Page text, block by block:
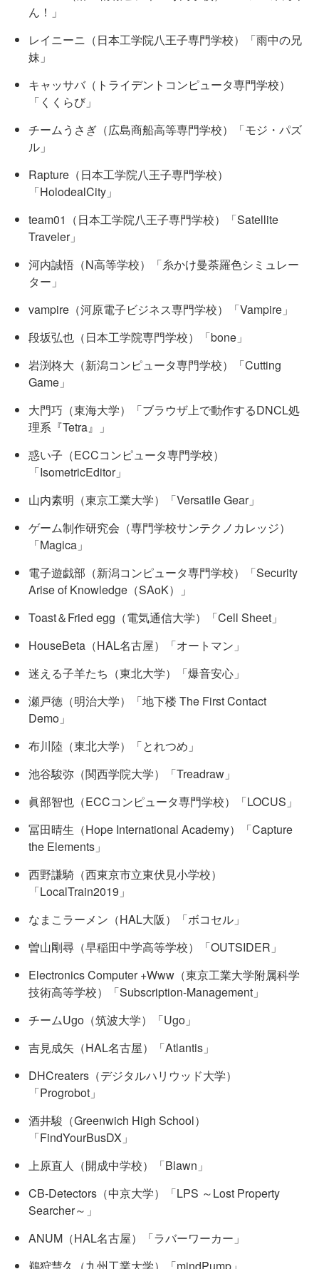
ん！」
レイニーニ（日本工学院八王子専門学校）「雨中の兄
妹」
キャッサバ（トライデントコンピュータ専門学校）
「くくらび」
チームうさぎ（広島商船高等専門学校）「モジ・パズ
ル」
Rapture（日本工学院八王子専門学校）
「HolodealCity」
team01（日本工学院八王子専門学校）「Satellite
Traveler」
河内誠悟（N高等学校）「糸かけ曼荼羅色シミュレー
ター」
vampire（河原電子ビジネス専門学校）「Vampire」
段坂弘也（日本工学院専門学校）「bone」
岩渕柊大（新潟コンピュータ専門学校）「Cutting
Game」
大門巧（東海大学）「ブラウザ上で動作するDNCL処
理系『Tetra』」
惑い子（ECCコンピュータ専門学校）
「IsometricEditor」
山内素明（東京工業大学）「Versatile Gear」
ゲーム制作研究会（専門学校サンテクノカレッジ）
「Magica」
電子遊戯部（新潟コンピュータ専門学校）「Security
Arise of Knowledge（SAoK）」
Toast＆Fried egg（電気通信大学）「Cell Sheet」
HouseBeta（HAL名古屋）「オートマン」
迷える子羊たち（東北大学）「爆音安心」
瀬戸徳（明治大学）「地下楼 The First Contact
Demo」
布川陸（東北大学）「とれつめ」
池谷駿弥（関西学院大学）「Treadraw」
眞部智也（ECCコンピュータ専門学校）「LOCUS」
冨田晴生（Hope International Academy）「Capture
the Elements」
西野謙騎（西東京市立東伏見小学校）
「LocalTrain2019」
なまこラーメン（HAL大阪）「ボコセル」
曽山剛尋（早稲田中学高等学校）「OUTSIDER」
Electronics Computer +Www（東京工業大学附属科学
技術高等学校）「Subscription-Management」
チームUgo（筑波大学）「Ugo」
吉見成矢（HAL名古屋）「Atlantis」
DHCreaters（デジタルハリウッド大学）
「Progrobot」
酒井駿（Greenwich High School）
「FindYourBusDX」
上原直人（開成中学校）「Blawn」
CB-Detectors（中京大学）「LPS ～Lost Property
Searcher～」
ANUM（HAL名古屋）「ラバーワーカー」